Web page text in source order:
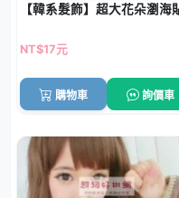
【韓系髮飾】超大花朵瀏
NT$17元
購物車 詢價車